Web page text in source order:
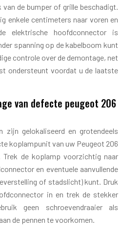
de bumper of grille beschadigt.
enkele centimeters naar voren en
elektrische hoofdconnector is
spanning op de kabelboom kunt
controle over de demontage, net
ondersteunt voordat u de laatste
van defecte peugeot 206
zijn gelokaliseerd en grotendeels
koplampunit van uw Peugeot 206
Trek de koplamp voorzichtig naar
en eventuele aanvullende
of stadslicht) kunt. Druk
in en trek de stekker
geen schroevendraaier als
de pennen te voorkomen.